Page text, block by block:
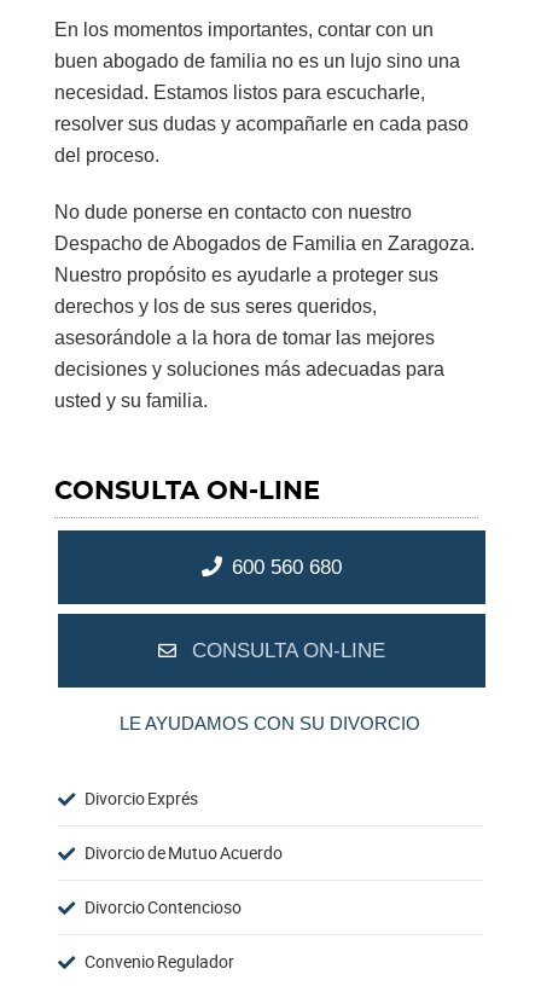
En los momentos importantes, contar con un
buen abogadode familia no es un lujo sino una
necesidad. Estamos listos para escucharle,
resolver sus dudas y acompañarle en cada paso
del proceso.
No dude ponerse en contacto con nuestro
Despacho de Abogados de Familia en Zaragoza.
Nuestro propósito es ayudarle a proteger sus
derechos y los de sus seres queridos,
asesorándole a la hora de tomar las mejores
decisiones y soluciones más adecuadas para
usted y su familia.
CONSULTA ON-LINE
600 560 680
CONSULTA ON-LINE
LE AYUDAMOS CON SU DIVORCIO
Divorcio Exprés
Divorcio de Mutuo Acuerdo
Divorcio Contencioso
Convenio Regulador